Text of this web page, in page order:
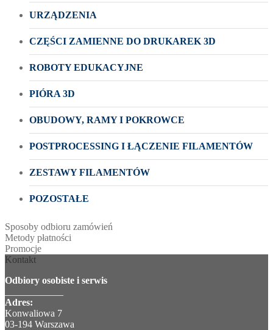
URZĄDZENIA
CZĘŚCI ZAMIENNE DO DRUKAREK 3D
ROBOTY EDUKACYJNE
PIÓRA 3D
OBUDOWY, RAMY I POKROWCE
POSTPROCESSING I ŁĄCZENIE FILAMENTÓW
ZESTAWY FILAMENTÓW
POZOSTAŁE
Sposoby odbioru zamówień
Metody płatności
Promocje
Kontakt
Odbiory osobiste i serwis
Adres:
Konwaliowa 7
03-194 Warszawa